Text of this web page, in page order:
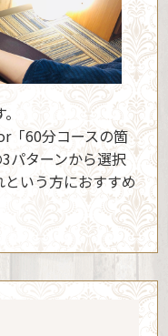
「60分コースの箇
パターンから選択
という方におすすめ